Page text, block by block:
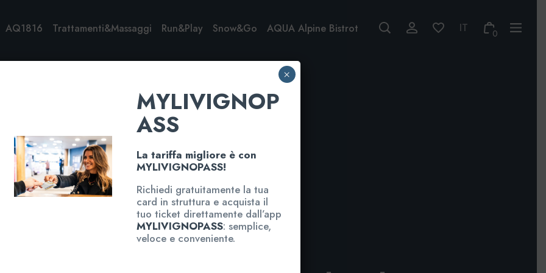
AQ1816 Trattamenti&Massaggi Run&Play Snow&Go AQUA Alpine Bistrot 0
MYLIVIGNOP
ASS
La tariffa migliore è con
MYLIVIGNOPASS!
Richiedi gratuitamente la tua
card in struttura e acquista il
tuo ticket direttamente dall’app
MYLIVIGNOPASS: semplice,
veloce e conveniente.
×